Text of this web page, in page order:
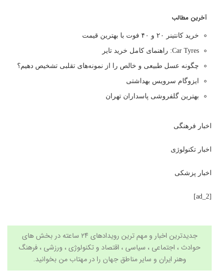
آخرین مطالب
خرید کانتینر ۲۰ و ۴۰ فوت با بهترین قیمت
Car Tyres: راهنمای کامل خرید تایر
چگونه عسل طبیعی و خالص را از نمونه‌های تقلبی تشخیص دهیم؟
ایزوگام سرویس بهداشتی
بهترین گلفروشی پاسداران تهران
اخبار فرهنگی
اخبار تکنولوژی
اخبار پزشکی
[ad_2]
جدیدترین اخبار و مهم ترین رویدادهای ۲۴ ساعته در بخش های
حوادث ، اجتماعی ، سیاسی ، اقتصاد و تکنولوژی، ورزشی ، فرهنگ
وهنر ایران و سایر مناطق جهان را درمهتاب من بخوانید.